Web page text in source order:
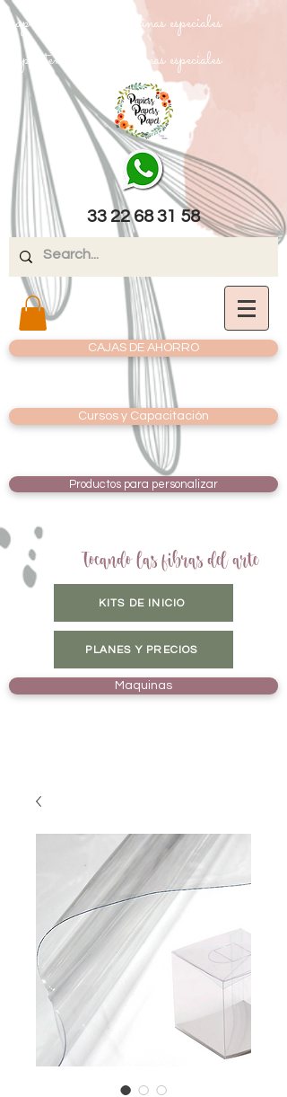
papel texturizado cartulinas especiales
papel texturizado cartulinas especiales
33 22 68 31 58
CAJAS DE AHORRO
Cursos y Capacitación
Productos para personalizar
Tocando las fibras del arte
KITS DE INICIO
PLANES Y PRECIOS
Maquinas